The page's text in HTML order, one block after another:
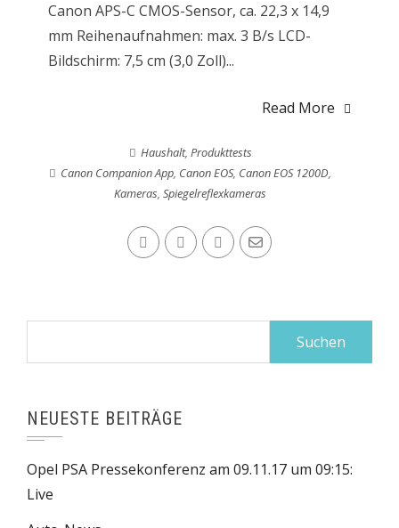
Canon APS-C CMOS-Sensor, ca. 22,3 x 14,9
mm Reihenaufnahmen: max. 3 B/s LCD-
Bildschirm: 7,5 cm (3,0 Zoll)...
Read More
Haushalt, Produkttests
Canon Companion App, Canon EOS, Canon EOS 1200D,
Kameras,Spiegelreflexkameras
NEUESTE BEITRÄGE
Opel PSA Pressekonferenz am 09.11.17 um 09:15:
Live